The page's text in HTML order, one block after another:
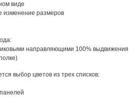
виде
изменение размеров
направляющими 100% выдвижения
выбор цветов из трех списков: